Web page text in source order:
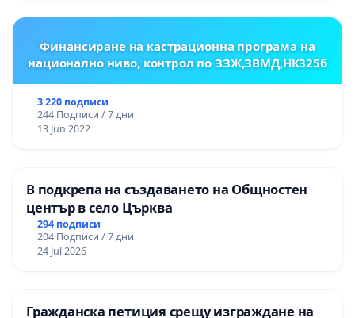
Финансиране на кастрационна програма на
национално ниво, контрол по ЗЗЖ,ЗВМД,НК325б
3 220 подписи
244 Подписи / 7 дни
13 Jun 2022
В подкрепа на създаването на Общностен
център в село Църква
294 подписи
204 Подписи / 7 дни
24 Jul 2026
Гражданска петиция срещу изграждане на